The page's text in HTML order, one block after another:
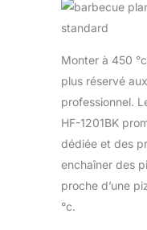
Monter à 450
plus réservé
professionnel.
HF-1201BK
dédiée et des
enchaîner des
proche d’une
°c.